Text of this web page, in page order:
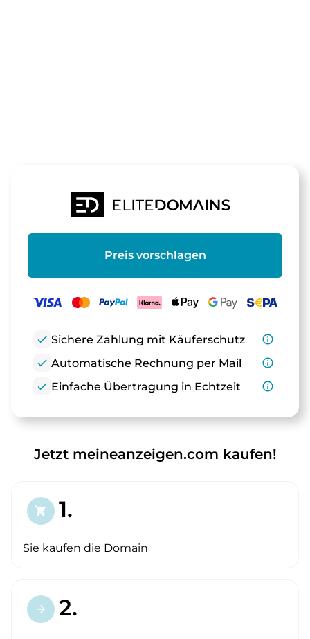
Preis vorschlagen
check Sichere Zahlung mit Käuferschutz
info_outline
check Automatische Rechnung per Mail
info_outline
check Einfache Übertragung in Echtzeit info_outline
Jetzt meineanzeigen.com kaufen!
shopping_cart 1.
Sie kaufen die Domain
arrow_forward 2.